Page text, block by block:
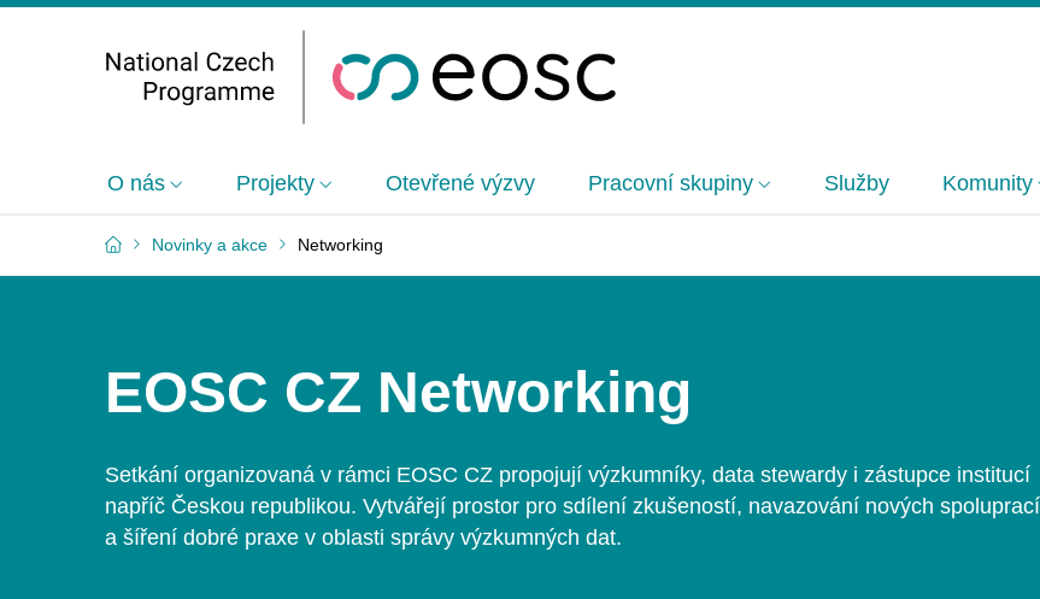
O nás Projekty Otevřené výzvy Pracovní skupiny Služby Komunity
Novinky a akce Networking
EOSC CZ Networking
Setkání organizovaná v rámci EOSC CZ propojují výzkumníky, data stewardy i zástupce institucí
napříč Českou republikou. Vytvářejí prostor pro sdílení zkušeností, navazování nových spoluprací
a šíření dobré praxe v oblasti správy výzkumných dat.